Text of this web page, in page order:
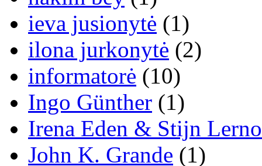
ieva jusionytė (1)
ilona jurkonytė (2)
informatorė (10)
Ingo Günther (1)
Irena Eden & Stijn
John K. Grande (1)